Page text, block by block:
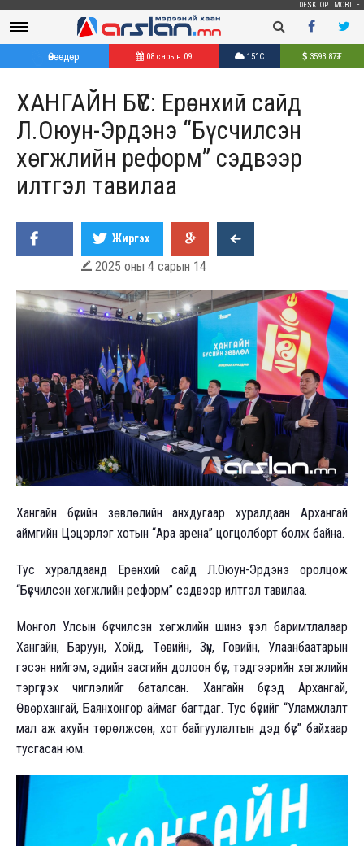
DESKTOP MOBILE
Өнөөдөр 08 сарын 09 15°C 3593.87₮
ХАНГАЙН БҮС: Ерөнхий сайд
Л.Оюун-Эрдэнэ “Бүсчилсэн
хөгжлийн реформ” сэдвээр
илтгэл тавилаа
Жиргэх
 2025 оны 4 сарын 14
Хангайн бүсийн зөвлөлийн анхдугаар хуралдаан Архангай
аймгийн Цэцэрлэг хотын “Ара арена” цогцолборт болж байна.
Тус хуралдаанд Ерөнхий сайд Л.Оюун-Эрдэнэ оролцож
“Бүсчилсэн хөгжлийн реформ” сэдвээр илтгэл тавилаа.
Монгол Улсын бүсчилсэн хөгжлийн шинэ үзэл баримтлалаар
Хангайн, Баруун, Хойд, Төвийн, Зүүн, Говийн, Улаанбаатарын
гэсэн нийгэм, эдийн засгийн долоон бүс, тэдгээрийн хөгжлийн
тэргүүлэх чиглэлийг баталсан. Хангайн бүсэд Архангай,
Өвөрхангай, Баянхонгор аймаг багтдаг. Тус бүсийг “Уламжлалт
мал аж ахуйн төрөлжсөн, хот байгуулалтын дэд бүс” байхаар
тусгасан юм.